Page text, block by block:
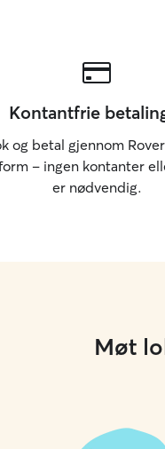
Kontantfrie
og betal gjennom
– ingen kontanter
er nødvendig.
Møt